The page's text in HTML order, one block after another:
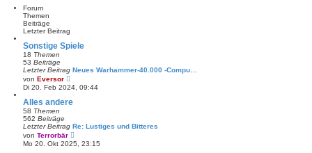
g
B
e
r
g
Forum
Themen
Beiträge
Letzter Beitrag
Sonstige Spiele
18 Themen
53 Beiträge
Letzter Beitrag Neues Warhammer-40.000 -Compu…
von Eversor
e
u
e
s
e
B
e
Di 20. Feb 2024, 09:44
Alles andere
58 Themen
562 Beiträge
Letzter Beitrag Re: Lustiges und Bitteres
von Terrorbär
e
u
Mo 20. Okt 2025, 23:15